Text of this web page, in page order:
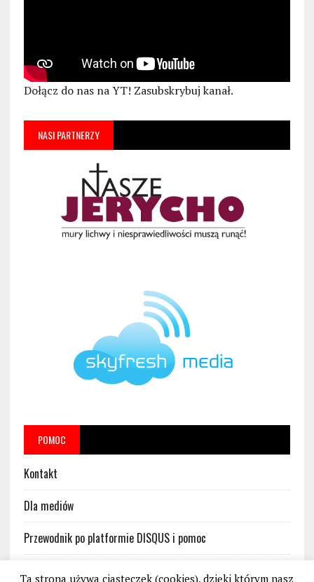
Dołącz do nas na YT! Zasubskrybuj kanał.
NASI PARTNERZY
POMOC
Kontakt
Dla mediów
Przewodnik po platformie DISQUS i pomoc
Regulamin platformy DISQUS w serwisie BankoweBezprawie.pl
Ta strona używa ciasteczek (cookies), dzięki którym nasz